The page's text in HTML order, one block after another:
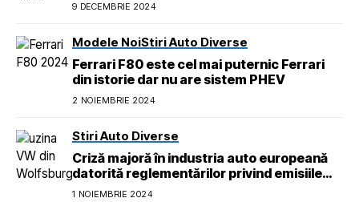
9 DECEMBRIE 2024
Modele NoiStiri Auto Diverse
Ferrari F80 este cel mai puternic Ferrari
din istorie dar nu are sistem PHEV
2 NOIEMBRIE 2024
Stiri Auto Diverse
Criză majoră în industria auto europeană
datorită reglementărilor privind emisiile
pentru 2026
1 NOIEMBRIE 2024